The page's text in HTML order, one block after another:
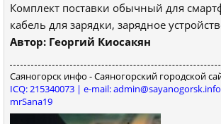
Комплект поставки обычный для
кабель для зарядки, зарядное
Автор: Георгий Киосакян
Саяногорск инфо - Саяногорский городской
ICQ: 215340073 | e-mail:
mrSana19